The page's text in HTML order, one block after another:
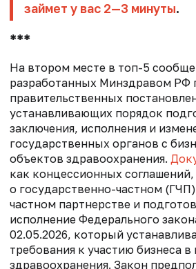
займет у вас 2—3 минуты.
***
На втором месте в топ-5
разработанных Минздравом РФ
правительственных
устанавливающих порядок
заключения, исполнения и
государственных органов с
объектов здравоохранения.
как концессионных
о государственно-частном
частном партнерстве и
исполнение Федерального
02.05.2026, который
требования к участию бизнеса
здравоохранения. Закон